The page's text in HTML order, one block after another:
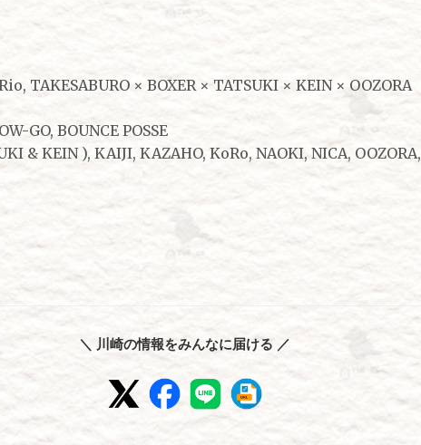
TAKESABURO × BOXER × TATSUKI × KEIN × OOZORA
GO, BOUNCE POSSE
& KEIN ), KAIJI, KAZAHO, KoRo, NAOKI, NICA, OOZORA,
＼ 川崎の情報をみんなに届ける ／